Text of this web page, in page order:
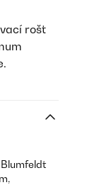
rošt